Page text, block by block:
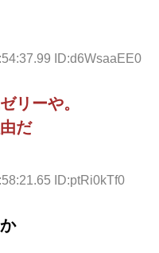
ID:d6WsaaEE0
リーや。
だ
ID:ptRi0kTf0